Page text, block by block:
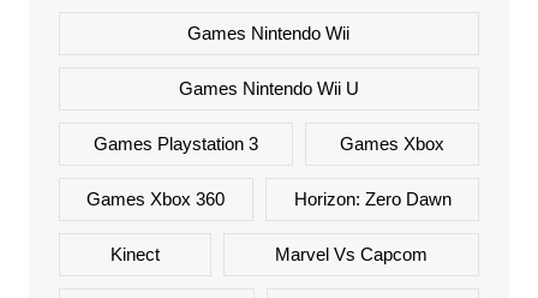
Games Nintendo Wii
Games Nintendo Wii U
Games Playstation 3 Games Xbox
Games Xbox 360 Horizon: Zero Dawn
Kinect Marvel Vs Capcom